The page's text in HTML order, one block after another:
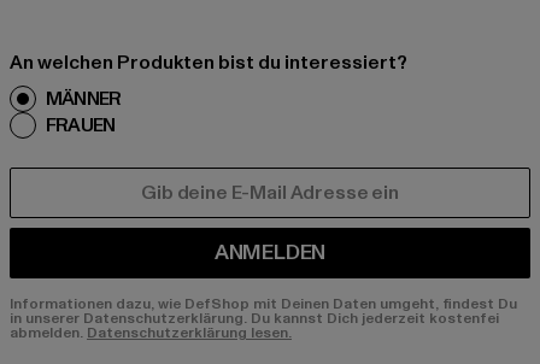
An welchen Produkten bist du interessiert?
MÄNNER
FRAUEN
ANMELDEN
Informationen dazu, wie DefShop mit Deinen Daten umgeht, findest Du
in unserer Datenschutzerklärung. Du kannst Dich jederzeit kostenfei
abmelden. Datenschutzerklärung lesen.